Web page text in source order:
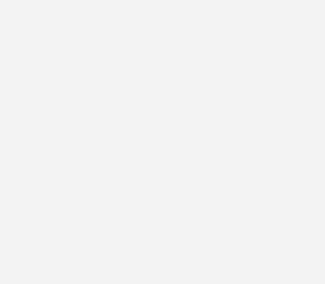
Windturbine durch Verwirbelungen hinterm
weil die Turbinenbauer die Leistungskurven
so glauben die Projektpartner, könnte das
eine steilere Leistungskurve bestätigen.
die Anlage ihre Leistungskurve voll aus- und
Netze in der Lage sind, auch chaotische
als einfache Korrekturmodelle“,
Technikchef. Damit ließe sich der Wind
Das Training der KI soll binnen eines